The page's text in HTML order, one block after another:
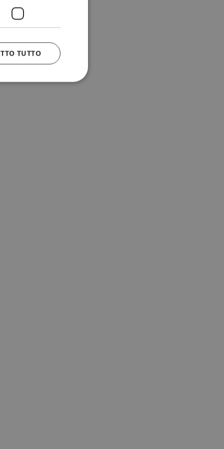
TUTTO
la gestione
viene
sua analisi dei
in combinazione
al fine di
l'utilizzo
la versione
servizio
le preferenze di
di siti
e misurare le
che si
che imposta il
di siti
e misurare le
di Google) per